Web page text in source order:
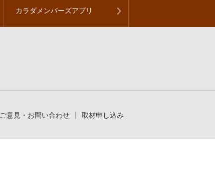
カラダメンバーズアプリ
ご意見・お問い合わせ 取材申し込み